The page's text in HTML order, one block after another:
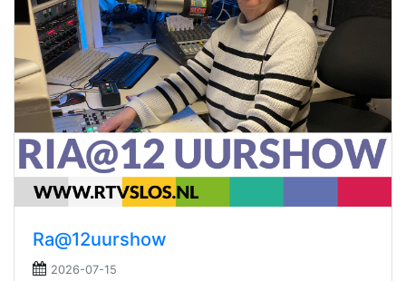
Ra@12uurshow
2026-07-15